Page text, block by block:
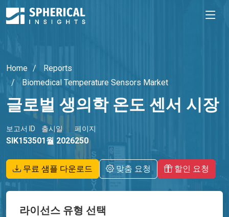
Home
Reports
Biomedical Temperature Sensors Market
글로벌 생의학 온도 센서 시장
보고서 ID
SIK15350
출시일
1월 2026
페이지
250
무료 샘플 다운로드 맞춤 요청 할인 요청
라이선스 유형 선택